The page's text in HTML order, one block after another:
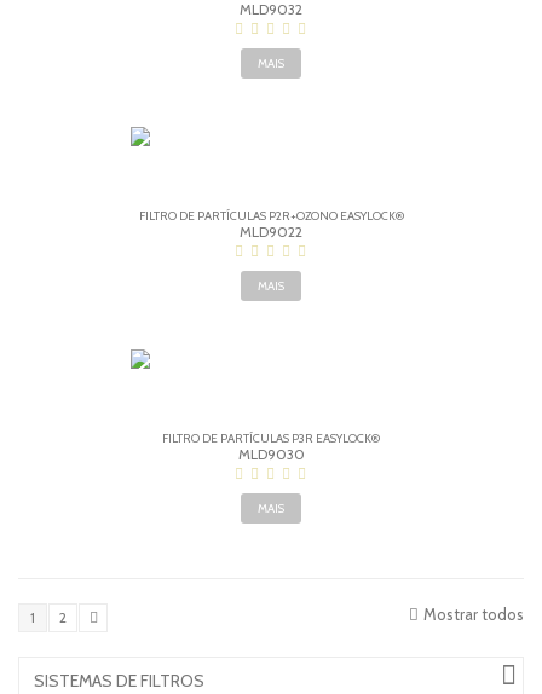
MLD9032
MAIS
FILTRO DE PARTÍCULAS P2R+OZONO EASYLOCK®
MLD9022
MAIS
FILTRO DE PARTÍCULAS P3R EASYLOCK®
MLD9030
MAIS
Mostrar todos
1 2
SISTEMAS DE FILTROS